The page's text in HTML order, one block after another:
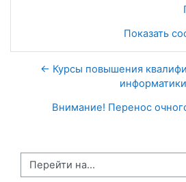
Показать
← Курсы повышения
информатики
Внимание! Перенос
Перейти на...